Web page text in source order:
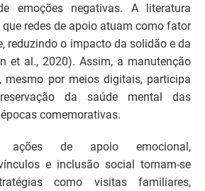
emoções negativas. A literatura
redes de apoio atuam como fator
reduzindo o impacto da solidão e da
et al., 2020). Assim, a manutenção
mesmo por meios digitais, participa
da saúde mental das
comemorativas.
ações de apoio emocional,
e inclusão social tornam-se
como visitas familiares,